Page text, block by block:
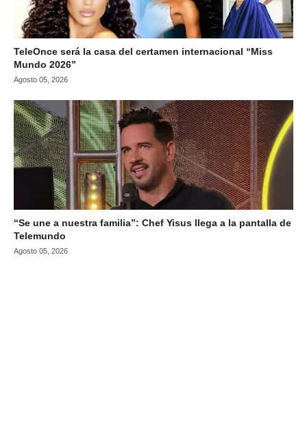
TeleOnce será la casa del certamen internacional “Miss
Mundo 2026”
Agosto 05, 2026
“Se une a nuestra familia”: Chef Yisus llega a la pantalla de
Telemundo
Agosto 05, 2026